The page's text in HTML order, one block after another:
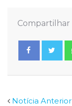
Compartilhar
Notícia Anterior